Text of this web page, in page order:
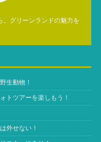
、グリーンランドの魅力を
生動物！
トツアーを楽しもう！
外せない！